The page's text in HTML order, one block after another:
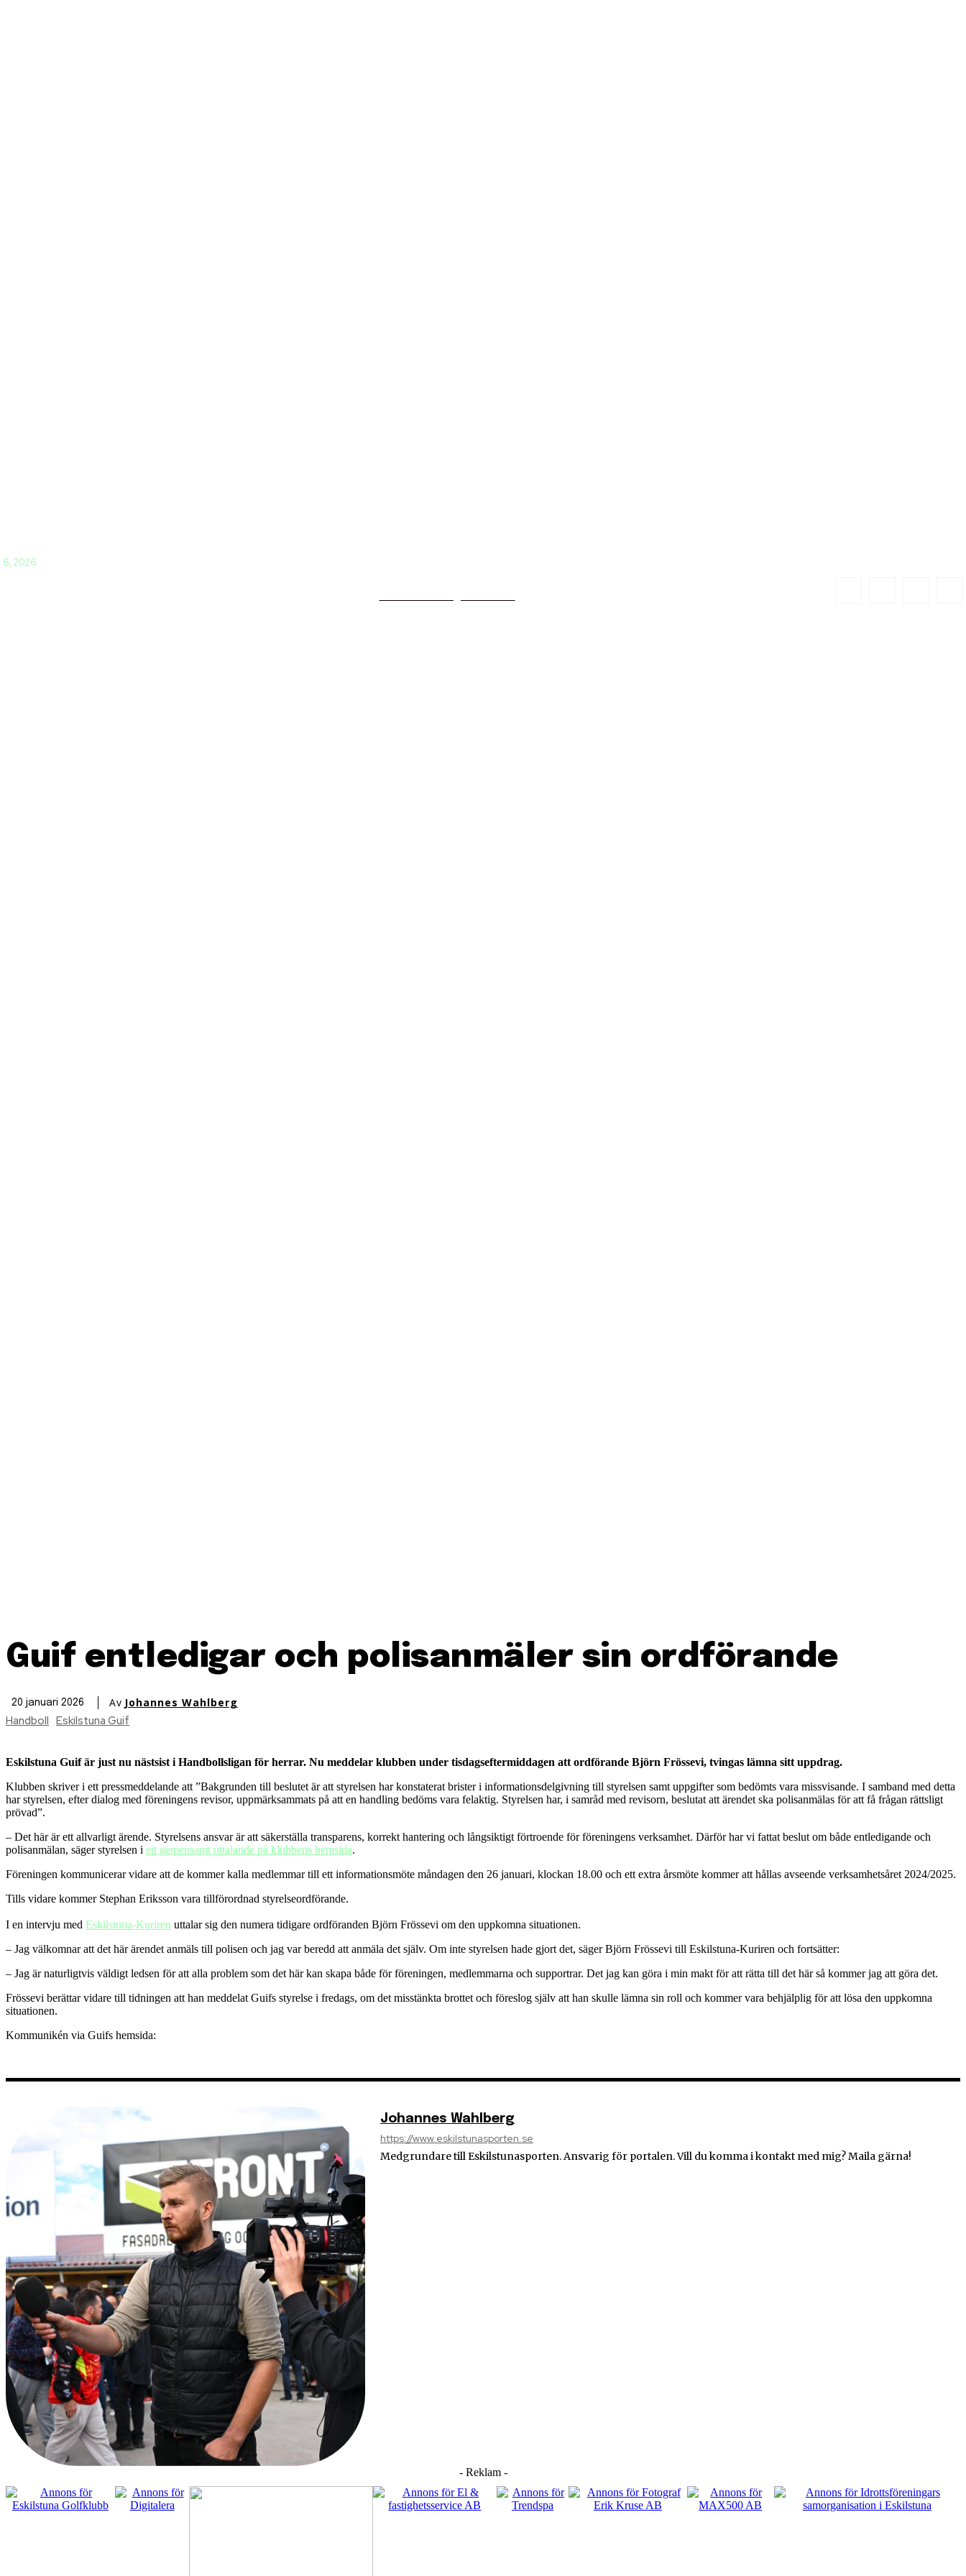
6, 2026
Guif entledigar och polisanmäler sin ordförande
20 januari 2026 Av Johannes Wahlberg
Handboll Eskilstuna Guif
Eskilstuna Guif är just nu nästsist i Handbollsligan för herrar. Nu meddelar klubben under tisdagseftermiddagen att ordförande Björn Frössevi, tvingas lämna sitt uppdrag.
Klubben skriver i ett pressmeddelande att ”Bakgrunden till beslutet är att styrelsen har konstaterat brister i informationsdelgivning till styrelsen samt uppgifter som bedömts vara missvisande. I samband med detta
har styrelsen, efter dialog med föreningens revisor, uppmärksammats på att en handling bedöms vara felaktig. Styrelsen har, i samråd med revisorn, beslutat att ärendet ska polisanmälas för att få frågan rättsligt
prövad”.
– Det här är ett allvarligt ärende. Styrelsens ansvar är att säkerställa transparens, korrekt hantering och långsiktigt förtroende för föreningens verksamhet. Därför har vi fattat beslut om både entledigande och
polisanmälan, säger styrelsen i ett gemensamt uttalande på klubbens hemsida.
Föreningen kommunicerar vidare att de kommer kalla medlemmar till ett informationsmöte måndagen den 26 januari, klockan 18.00 och ett extra årsmöte kommer att hållas avseende verksamhetsåret 2024/2025.
Tills vidare kommer Stephan Eriksson vara tillförordnad styrelseordförande.
I en intervju med Eskilstuna-Kuriren uttalar sig den numera tidigare ordföranden Björn Frössevi om den uppkomna situationen.
– Jag välkomnar att det här ärendet anmäls till polisen och jag var beredd att anmäla det själv. Om inte styrelsen hade gjort det, säger Björn Frössevi till Eskilstuna-Kuriren och fortsätter:
– Jag är naturligtvis väldigt ledsen för att alla problem som det här kan skapa både för föreningen, medlemmarna och supportrar. Det jag kan göra i min makt för att rätta till det här så kommer jag att göra det.
Frössevi berättar vidare till tidningen att han meddelat Guifs styrelse i fredags, om det misstänkta brottet och föreslog själv att han skulle lämna sin roll och kommer vara behjälplig för att lösa den uppkomna
situationen.
Kommunikén via Guifs hemsida:
Johannes Wahlberg
https://www.eskilstunasporten.se
Medgrundare till Eskilstunasporten. Ansvarig för portalen. Vill du komma i kontakt med mig? Maila gärna!
- Reklam -